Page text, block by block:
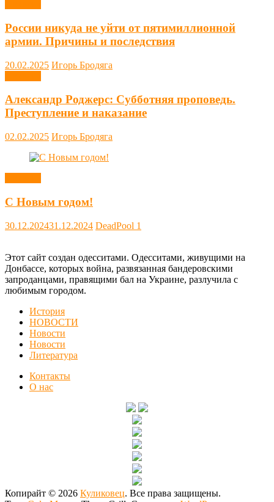
России никуда не уйти от пятимиллионной
армии. Причины и последствия
20.02.2025 Игорь Бродяга
Александр Роджерс: Субботняя проповедь.
Преступление и наказание
02.02.2025 Игорь Бродяга
С Новым годом!
30.12.202431.12.2024 DeadPool 1
Этот сайт создан одесситами. Одесситами, живущими на
Донбассе, которых война, развязанная бандеровскими
запроданцами, правящими бал на Украине, разлучила с
любимым городом.
История
НОВОСТИ
Новости
Новости
Литература
Контакты
О нас
Копирайт © 2026 Куликовец. Все права защищены.